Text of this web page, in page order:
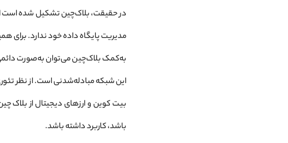
در حقیقت، بلاک‌چین تشکیل شده است از
مدیریت پایگاه داده خود ندارد. برای
به‌کمک بلاک‌چین می‌توان به‌صورت
این شبکه مبادله‌شدنی است. از نظر
بیت کوین و ارزهای دیجیتال از بلاک
باشد، کاربرد داشته باشد.